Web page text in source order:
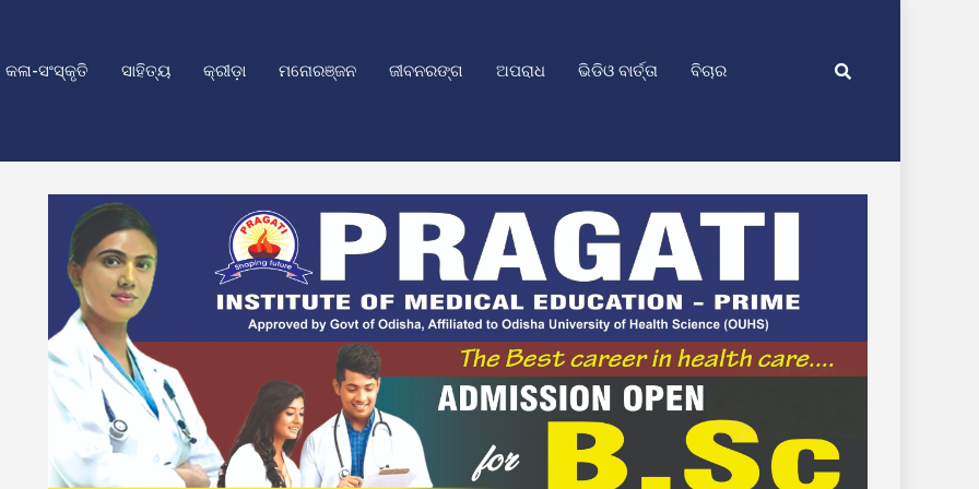
କଳା-ସଂସ୍କୃତି ସାହିତ୍ୟ କ୍ରୀଡ଼ା ମନୋରଞ୍ଜନ ଜୀବନରଙ୍ଗ ଅପରାଧ ଭିଡିଓ ବାର୍ତ୍ତା ବିଚାର